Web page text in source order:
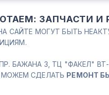
ЗАПЧАСТИ И
САЙТЕ МОГУТ БЫТЬ
БАЖАНА 3, ТЦ "ФАКЕЛ"
СДЕЛАТЬ РЕМОНТ